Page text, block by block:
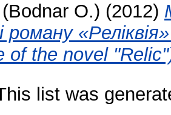
O.) (2012)
роману
of the novel
list was